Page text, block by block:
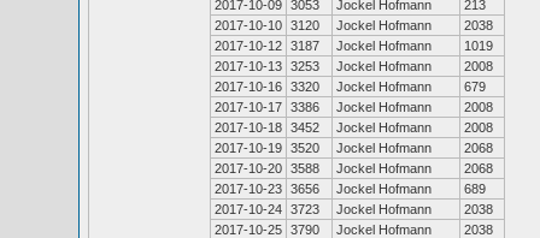
2017-10-09 3053 Jockel Hofmann
213
2017-10-10 3120 Jockel Hofmann
2038
2017-10-12 3187 Jockel Hofmann
1019
2017-10-13 3253 Jockel Hofmann
2008
2017-10-16 3320 Jockel Hofmann
679
2017-10-17 3386 Jockel Hofmann
2008
2017-10-18 3452 Jockel Hofmann
2008
2017-10-19 3520 Jockel Hofmann
2068
2017-10-20 3588 Jockel Hofmann
2068
2017-10-23 3656 Jockel Hofmann
689
2017-10-24 3723 Jockel Hofmann
2038
2017-10-25 3790 Jockel Hofmann
2038